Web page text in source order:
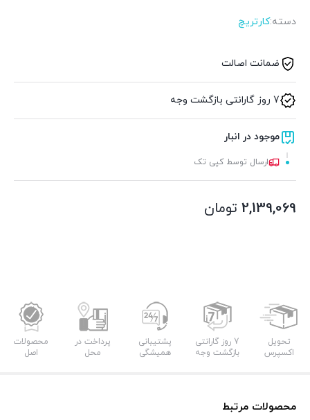
دسته:کارتریچ
ضمانت اصالت
7 روز گارانتی بازگشت وجه
موجود در انبار
ارسال توسط کپی تک
2,139,069 تومان
تحویل
اکسپرس
7 روز گارانتی
بازگشت وجه
پشتیبانی
همیشگی
پرداخت در
محل
محصولات
اصل
محصولات مرتبط